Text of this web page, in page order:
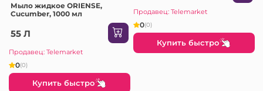
Мыло жидкое ORIENSE,
Cucumber, 1000 мл
55 Л
Продавец: Telemarket
0(0)
Купить быстро
Продавец: Telemarket
0(0)
Купить быстро